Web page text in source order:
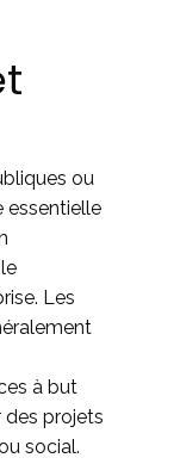
ou
essentielle
Les
à but
des projets
social.